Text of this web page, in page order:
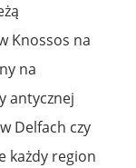
Knossos na
na
antycznej
Delfach czy
każdy region